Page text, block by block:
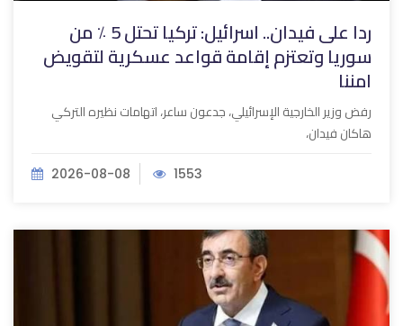
ردا على فيدان.. اسرائيل: تركيا تحتل 5 ٪ من
سوريا وتعتزم إقامة قواعد عسكرية لتقويض
امننا
رفض وزير الخارجية الإسرائيلي، جدعون ساعر، اتهامات نظيره التركي
هاكان فيدان،
2026-08-08 1553